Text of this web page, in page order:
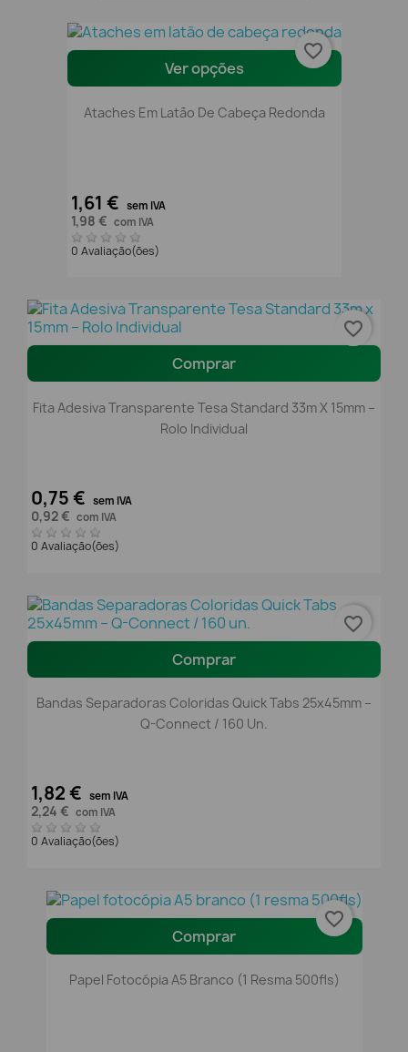
Ver opções
Ataches Em Latão De Cabeça Redonda
1,61 € sem IVA
1,98 € com IVA
0 Avaliação(ões)
favorite_border
Comprar
Fita Adesiva Transparente Tesa Standard 33m X 15mm –
Rolo Individual
0,75 € sem IVA
0,92 € com IVA
0 Avaliação(ões)
favorite_border
Comprar
Bandas Separadoras Coloridas Quick Tabs 25x45mm –
Q-Connect / 160 Un.
1,82 € sem IVA
2,24 € com IVA
0 Avaliação(ões)
favorite_border
Comprar
Papel Fotocópia A5 Branco (1 Resma 500fls)
favorite_border